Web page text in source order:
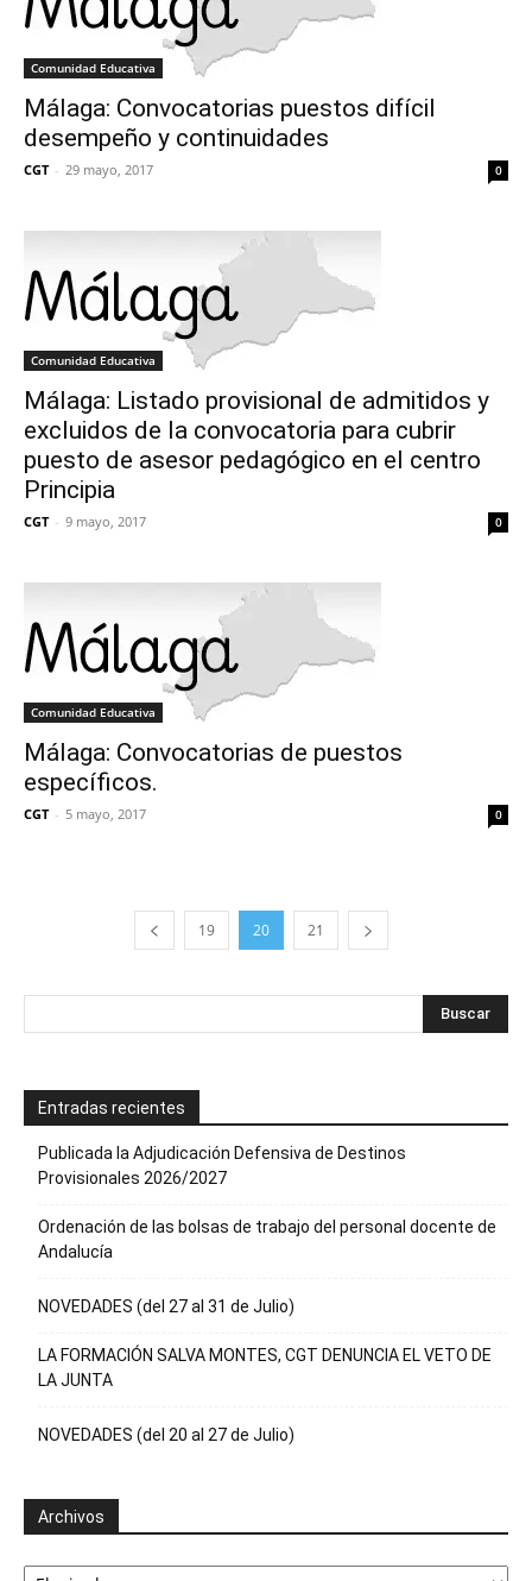
Comunidad Educativa
Málaga: Convocatorias puestos difícil
desempeño y continuidades
CGT - 29 mayo, 2017 0
Comunidad Educativa
Málaga: Listado provisional de admitidos y
excluidos de la convocatoria para cubrir
puesto de asesor pedagógico en el centro
Principia
CGT - 9 mayo, 2017 0
Comunidad Educativa
Málaga: Convocatorias de puestos
específicos.
CGT - 5 mayo, 2017 0
19 20 21
Entradas recientes
Publicada la Adjudicación Defensiva de Destinos
Provisionales 2026/2027
Ordenación de las bolsas de trabajo del personal docente de
Andalucía
NOVEDADES (del 27 al 31 de Julio)
LA FORMACIÓN SALVA MONTES, CGT DENUNCIA EL VETO DE
LA JUNTA
NOVEDADES (del 20 al 27 de Julio)
Archivos
Archivos